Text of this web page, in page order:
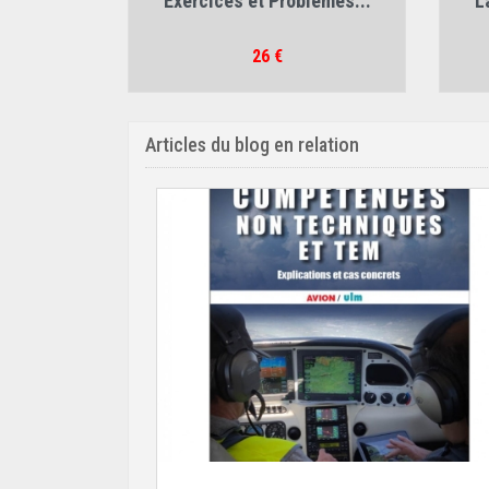
Christophe Airiau, André Giovannini
Prix
26 €
Articles du blog en relation